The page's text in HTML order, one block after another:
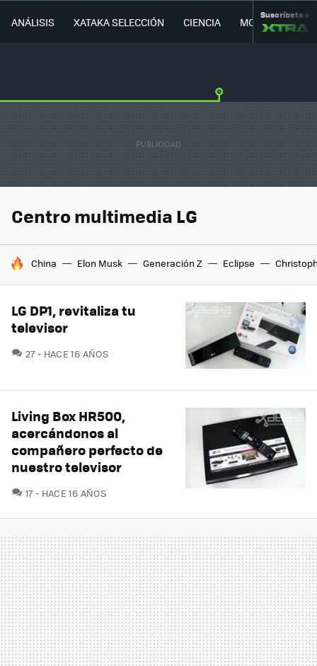
ANÁLISIS XATAKA SELECCIÓN CIENCIA MOVILIDAD
Suscríbete a
Centro multimedia LG
HOY SE HABLA DE
China Elon Musk Generación Z Eclipse
LG DP1, revitaliza tu
televisor
27COMENTARIOS
HACE 16 AÑOS
Living Box HR500,
acercándonos al
compañero perfecto de
nuestro televisor
17COMENTARIOS
HACE 16 AÑOS